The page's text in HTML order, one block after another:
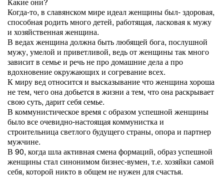
Когда-то, в славянском мире идеал женщины был- здоровая,
способная родить много детей, работящая, ласковая к мужу
и хозяйственная женщина.
В ведах женщина должна быть любящей бога, послушной
мужу, умелой и приветливой, ведь от женщины так много
зависит в семье и речь не про домашние дела а про
вдохновение окружающих и согревание всех.
К миру вед относится и высказывание что женщина хороша
не тем, чего она добьется в жизни а тем, что она раскрывает
свою суть, дарит себя семье.
В коммунистическое время с образом успешной женщины
было все очевидно-настоящая коммунистка и
строительница светлого будущего страны, опора и партнер
мужчине.
В 90, когда шла активная смена формаций, образ успешной
женщины стал синонимом бизнес-вумен, т.е. хозяйки самой
себя, которой никто в общем не нужен для счастья.